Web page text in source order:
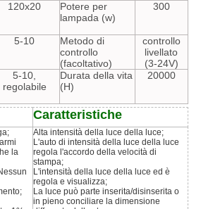
120x20
Potere per
lampada (w)
300
5-10
Metodo di
controllo
(facoltativo)
controllo
livellato
(3-24V)
5-10,
regolabile
Durata della vita
(H)
20000
Caratteristiche
la
Alta intensità della luce della luce;
L'auto di intensità della luce della luce
regola l'accordo della velocità di
stampa;
L'intensità della luce della luce ed è
regola e visualizza;
La luce può parte inserita/disinserita o
in pieno conciliare la dimensione